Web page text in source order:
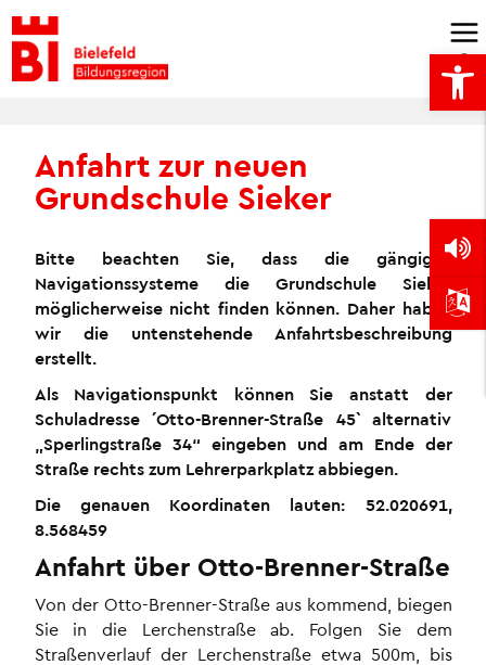
Skip
to
content
Anfahrt zur neuen
Grundschule Sieker
Bitte beachten Sie, dass die gängigen
Navigationssysteme die Grundschule Sieker
möglicherweise nicht finden können. Daher haben
wir die untenstehende Anfahrtsbeschreibung
erstellt.
Als Navigationspunkt können Sie anstatt der
Schuladresse ´Otto-Brenner-Straße 45` alternativ
„Sperlingstraße 34“ eingeben und am Ende der
Straße rechts zum Lehrerparkplatz abbiegen.
Die genauen Koordinaten lauten: 52.020691,
8.568459
Anfahrt über Otto-Brenner-Straße
Von der Otto-Brenner-Straße aus kommend, biegen
Sie in die Lerchenstraße ab. Folgen Sie dem
Straßenverlauf der Lerchenstraße etwa 500m, bis